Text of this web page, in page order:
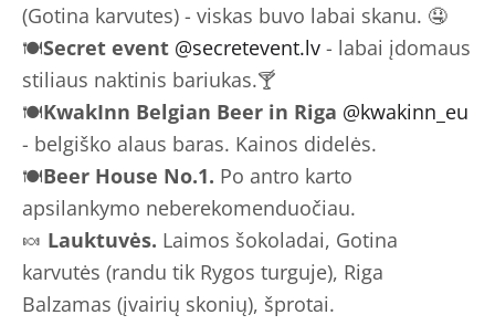
(Gotina karvutes) - viskas buvo labai skanu. 🤤
🍽Secret event @secretevent.lv - labai įdomaus
stiliaus naktinis bariukas.🍸
🍽KwakInn Belgian Beer in Riga @kwakinn_eu
- belgiško alaus baras. Kainos didelės.
🍽Beer House No.1. Po antro karto
apsilankymo neberekomenduočiau.
🍬 Lauktuvės. Laimos šokoladai, Gotina
karvutės (randu tik Rygos turguje), Riga
Balzamas (įvairių skonių), šprotai.